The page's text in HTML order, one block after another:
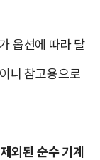
옵션에 따라 달
이니 참고용으로
외된 순수 기계